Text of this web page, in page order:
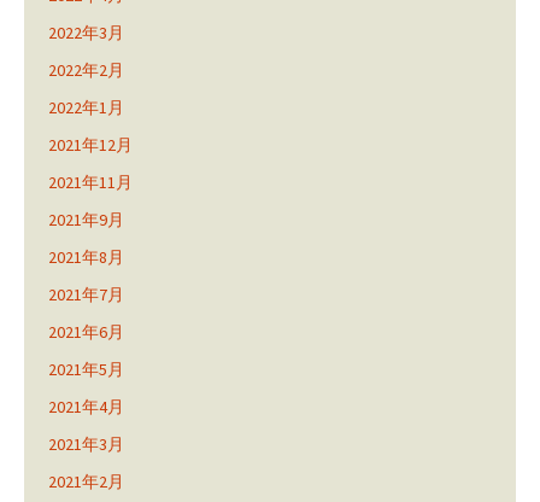
2022年3月
2022年2月
2022年1月
2021年12月
2021年11月
2021年9月
2021年8月
2021年7月
2021年6月
2021年5月
2021年4月
2021年3月
2021年2月